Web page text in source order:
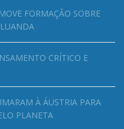
FORMAÇÃO SOBRE
CRÍTICO E
À ÁUSTRIA PARA
PLANETA